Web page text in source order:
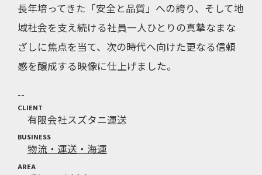
長年培ってきた「安全と品質」への誇り、そして地
域社会を支え続ける社員一人ひとりの真摯なまな
ざしに焦点を当て、次の時代へ向けた更なる信頼
感を醸成する映像に仕上げました。
CLIENT
有限会社スズタニ運送
BUSINESS
物流・運送・海運
AREA